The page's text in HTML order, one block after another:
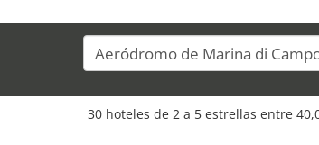
30 hoteles de 2 a 5 estrellas entre